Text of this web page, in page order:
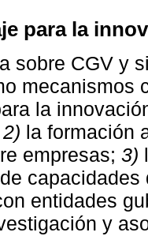
para la
sobre CGV y
mecanismos
la
2) la formación
empresas; 3)
entidades
y